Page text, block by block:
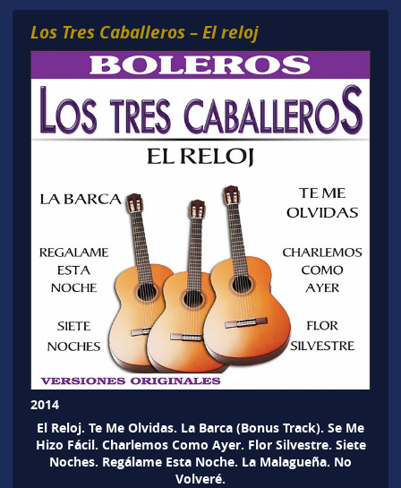
Los Tres Caballeros – El reloj
2014
El Reloj. Te Me Olvidas. La Barca (Bonus Track). Se Me
Hizo Fácil. Charlemos Como Ayer. Flor Silvestre. Siete
Noches. Regálame Esta Noche. La Malagueña. No
Volveré.